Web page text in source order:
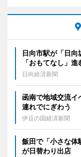
日向市駅が「日
「おもてなし」進
日向経済新聞
函南で地域交流
連れでにぎわう
伊豆の国経済新聞
飯田で「小さな
が日替わり出店